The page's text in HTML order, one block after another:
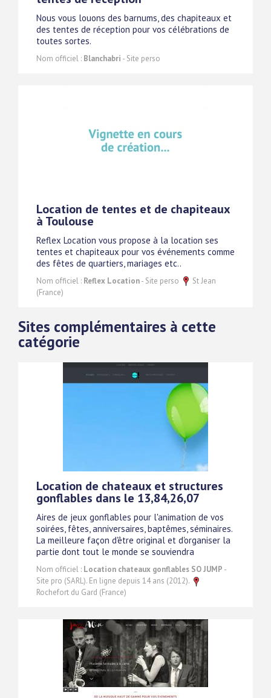
Nous vous louons des barnums, des chapiteaux et
des tentes de réception pour vos célébrations de
toutes sortes.
Nom officiel : Blanchabri - Site perso
Location de tentes et de chapiteaux
à Toulouse
Reflex Location vous propose à la location ses
tentes et chapiteaux pour vos événements comme
des fêtes de quartiers, mariages etc..
Nom officiel : Reflex Location- Site perso
St Jean
(France)
Sites complémentaires à cette
catégorie
Location de chateaux et structures
gonflables dans le 13,84,26,07
Aires de jeux gonflables pour l'animation de vos
soirées, fêtes, anniversaires, baptêmes, séminaires.
La meilleure façon d'être original et d'organiser la
partie dont tout le monde se souviendra
Nom officiel : Location chateaux gonflables SO JUMP -
Site pro (SARL). En ligne depuis 14 ans (2012).
Rochefort du Gard (France)